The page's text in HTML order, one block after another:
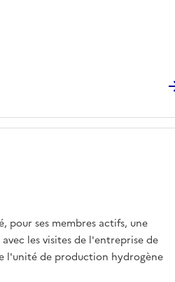
pour ses membres actifs, une
les visites de l'entreprise de
l'unité de production hydrogène